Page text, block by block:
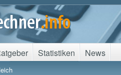
Statistiken News